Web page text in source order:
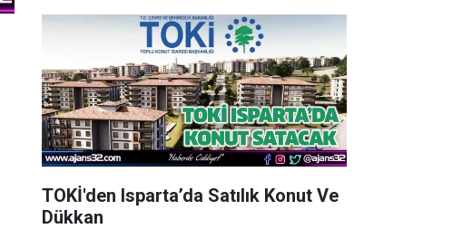
TOKİ'den Isparta’da Satılık Konut Ve
Dükkan